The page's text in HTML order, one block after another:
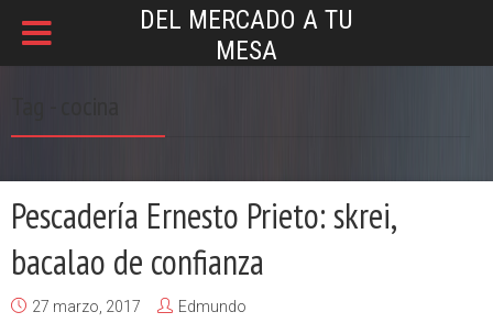
DEL MERCADO A TU
MESA
Pescadería Ernesto Prieto: skrei,
bacalao de confianza
27 marzo, 2017
Edmundo